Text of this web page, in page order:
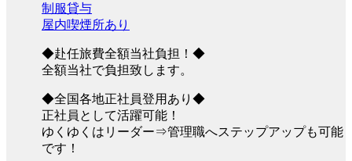
制服貸与
屋内喫煙所あり
◆赴任旅費全額当社負担！◆
全額当社で負担致します。
◆全国各地正社員登用あり◆
正社員として活躍可能！
ゆくゆくはリーダー⇒管理職へステップアップも可能
です！